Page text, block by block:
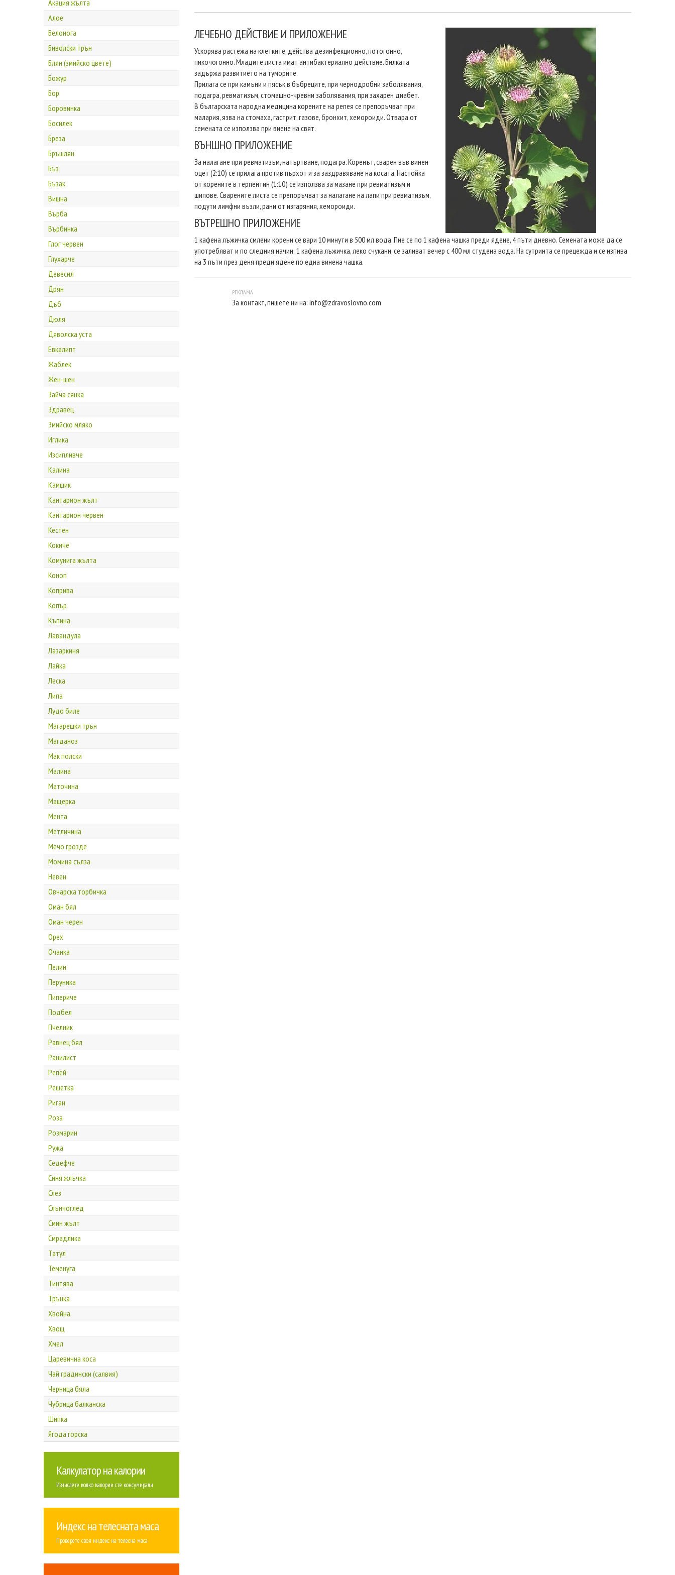
Акация жълта
Алое
Белонога
Биволски трън
Блян (змийско цвете)
Божур
Бор
Боровинка
Босилек
Бреза
Бръшлян
Бъз
Бъзак
Вишна
Върба
Върбинка
Глог червен
Глухарче
Девесил
Дрян
Дъб
Дюля
Дяволска уста
Евкалипт
Жаблек
Жен-шен
Зайча сянка
Здравец
Змийско мляко
Иглика
Изсипливче
Калина
Камшик
Кантарион жълт
Кантарион червен
Кестен
Кокиче
Комунига жълта
Коноп
Коприва
Копър
Къпина
Лавандула
Лазаркиня
Лайка
Леска
Липа
Лудо биле
Магарешки трън
Магданоз
Мак полски
Малина
Маточина
Мащерка
Мента
Метличина
Мечо грозде
Момина сълза
Невен
Овчарска торбичка
Оман бял
Оман черен
Орех
Очанка
Пелин
Перуника
Пипериче
Подбел
Пчелник
Равнец бял
Ранилист
Репей
Решетка
Риган
Роза
Розмарин
Ружа
Седефче
Синя жлъчка
Слез
Слънчоглед
Смин жълт
Смрадлика
Татул
Теменуга
Тинтява
Трънка
Хвойна
Хвощ
Хмел
Царевична коса
Чай градински (салвия)
Черница бяла
Чубрица балканска
Шипка
Ягода горска
Калкулатор на калории
Изчислете колко калории сте консумирали
Индекс на телесната маса
Проверете своя индекс на телесна маса
ЛЕЧЕБНО ДЕЙСТВИЕ И ПРИЛОЖЕНИЕ
Ускорява растежа на клетките, действа дезинфекционно, потогонно,
пикочогонно. Младите листа имат антибактериално действие. Билката
задържа развитието на туморите.
Прилага се при камъни и пясък в бъбреците, при чернодробни заболявания,
подагра, ревматизъм, стомашно-чревни заболявания, при захарен диабет.
В българската народна медицина корените на репея се препоръчват при
малария, язва на стомаха, гастрит, газове, бронхит, хемороиди. Отвара от
семената се използва при виене на свят.
ВЪНШНО ПРИЛОЖЕНИЕ
За налагане при ревматизъм, натъртване, подагра. Коренът, сварен във винен
оцет (2:10) се прилага против пърхот и за заздравяване на косата. Настойка
от корените в терпентин (1:10) се използва за мазане при ревматизъм и
шипове. Сварените листа се препоръчват за налагане на лапи при ревматизъм,
подути лимфни възли, рани от изгаряния, хемороиди.
ВЪТРЕШНО ПРИЛОЖЕНИЕ
1 кафена лъжичка смлени корени се вари 10 минути в 500 мл вода. Пие се по 1 кафена чашка преди ядене, 4 пъти дневно. Семената може да се
употребяват и по следния начин: 1 кафена лъжичка, леко счукани, се заливат вечер с 400 мл студена вода. На сутринта се прецежда и се изпива
на 3 пъти през деня преди ядене по една винена чашка.
За контакт, пишете ни на: info@zdravoslovno.com